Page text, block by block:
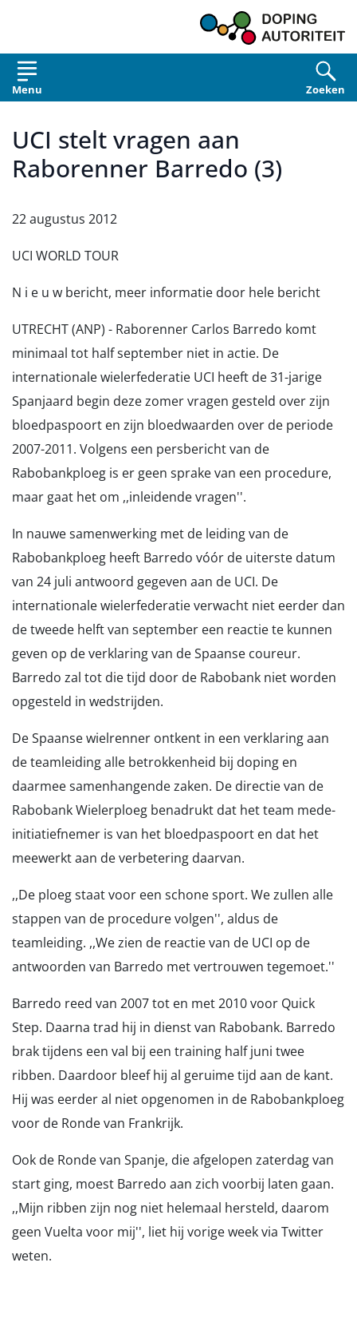
Menu Zoeken
UCI stelt vragen aan
Raborenner Barredo (3)
22 augustus 2012
UCI WORLD TOUR
N i e u w bericht, meer informatie door hele bericht
UTRECHT (ANP) - Raborenner Carlos Barredo komt
minimaal tot half september niet in actie. De
internationale wielerfederatie UCI heeft de 31-jarige
Spanjaard begin deze zomer vragen gesteld over zijn
bloedpaspoort en zijn bloedwaarden over de periode
2007-2011. Volgens een persbericht van de
Rabobankploeg is er geen sprake van een procedure,
maar gaat het om ,,inleidende vragen''.
In nauwe samenwerking met de leiding van de
Rabobankploeg heeft Barredo vóór de uiterste datum
van 24 juli antwoord gegeven aan de UCI. De
internationale wielerfederatie verwacht niet eerder dan
de tweede helft van september een reactie te kunnen
geven op de verklaring van de Spaanse coureur.
Barredo zal tot die tijd door de Rabobank niet worden
opgesteld in wedstrijden.
De Spaanse wielrenner ontkent in een verklaring aan
de teamleiding alle betrokkenheid bij doping en
daarmee samenhangende zaken. De directie van de
Rabobank Wielerploeg benadrukt dat het team mede-
initiatiefnemer is van het bloedpaspoort en dat het
meewerkt aan de verbetering daarvan.
,,De ploeg staat voor een schone sport. We zullen alle
stappen van de procedure volgen'', aldus de
teamleiding. ,,We zien de reactie van de UCI op de
antwoorden van Barredo met vertrouwen tegemoet.''
Barredo reed van 2007 tot en met 2010 voor Quick
Step. Daarna trad hij in dienst van Rabobank. Barredo
brak tijdens een val bij een training half juni twee
ribben. Daardoor bleef hij al geruime tijd aan de kant.
Hij was eerder al niet opgenomen in de Rabobankploeg
voor de Ronde van Frankrijk.
Ook de Ronde van Spanje, die afgelopen zaterdag van
start ging, moest Barredo aan zich voorbij laten gaan.
,,Mijn ribben zijn nog niet helemaal hersteld, daarom
geen Vuelta voor mij'', liet hij vorige week via Twitter
weten.